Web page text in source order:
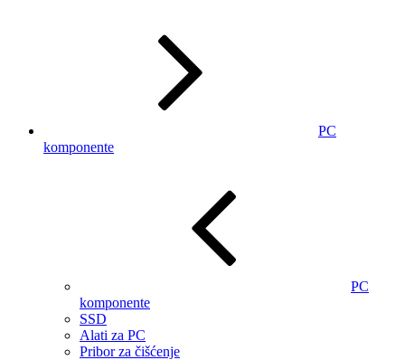
PC
komponente
PC
komponente
SSD
Alati za PC
Pribor za čišćenje